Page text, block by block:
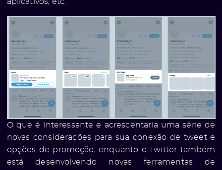
O que é interessante e acrescentaria uma série de
novas considerações para sua conexão de tweet e
opções de promoção, enquanto o Twitter também
está desenvolvendo novas ferramentas de